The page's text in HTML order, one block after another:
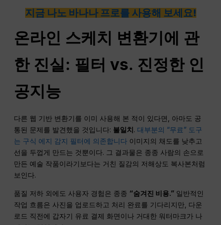
지금 나노 바나나 프로를 사용해 보세요!
온라인 스케치 변환기에 관
한 진실: 필터 vs. 진정한 인
공지능
다른 웹 기반 변환기를 이미 사용해 본 적이 있다면, 아마도 공
통된 문제를 발견했을 것입니다: 불일치. 대부분의 “무료” 도구
는 구식 에지 감지 필터에 의존합니다 이미지의 채도를 낮추고
선을 두껍게 만드는 것뿐이다. 그 결과물은 종종 사람의 손으로
만든 예술 작품이라기보다는 거친 질감의 저해상도 복사본처럼
보인다.
품질 저하 외에도 사용자 경험은 종종 “숨겨진 비용.” 일반적인
작업 흐름은 사진을 업로드하고 처리 완료를 기다리지만, 다운
로드 직전에 갑자기 유료 결제 화면이나 거대한 워터마크가 나